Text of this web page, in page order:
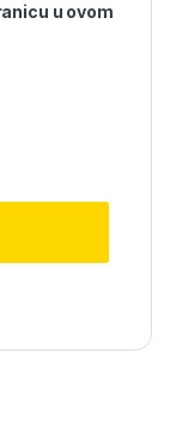
u ovom